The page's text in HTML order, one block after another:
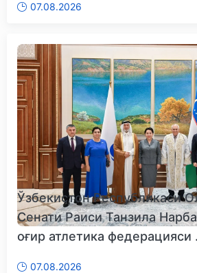
07.08.2026
Ўзбекистон Республикаси
Сенати Раиси Танзила
оғир атлетика федерацияси
07.08.2026